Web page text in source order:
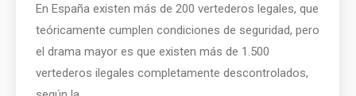
En España existen más de 200 vertederos legales, que
teóricamente cumplen condiciones de seguridad, pero
el drama mayor es que existen más de 1.500
vertederos ilegales completamente descontrolados,